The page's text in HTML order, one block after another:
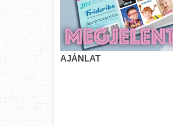
AJÁNLAT